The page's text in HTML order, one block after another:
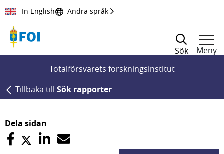
Till innehållet
In English Andra språk
Sök
Meny
Totalförsvarets forskningsinstitut
Tillbaka till Sök rapporter
Dela sidan